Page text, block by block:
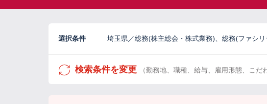
選択条件 埼玉県／総務(株主総会・株式業務)、総務(ファシ
検索条件を変更 （勤務地、職種、給与、雇用形態、こだ